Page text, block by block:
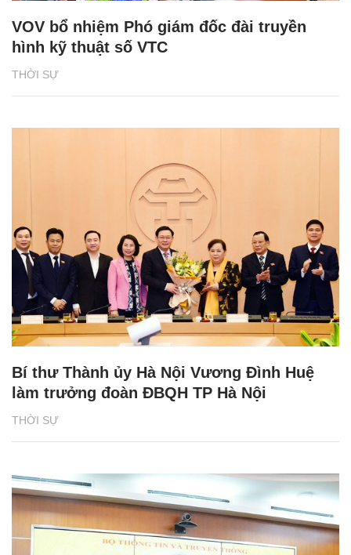
THỜI SỰ
VOV bổ nhiệm Phó giám đốc đài truyền
hình kỹ thuật số VTC
THỜI SỰ
Bí thư Thành ủy Hà Nội Vương Đình Huệ
làm trưởng đoàn ĐBQH TP Hà Nội